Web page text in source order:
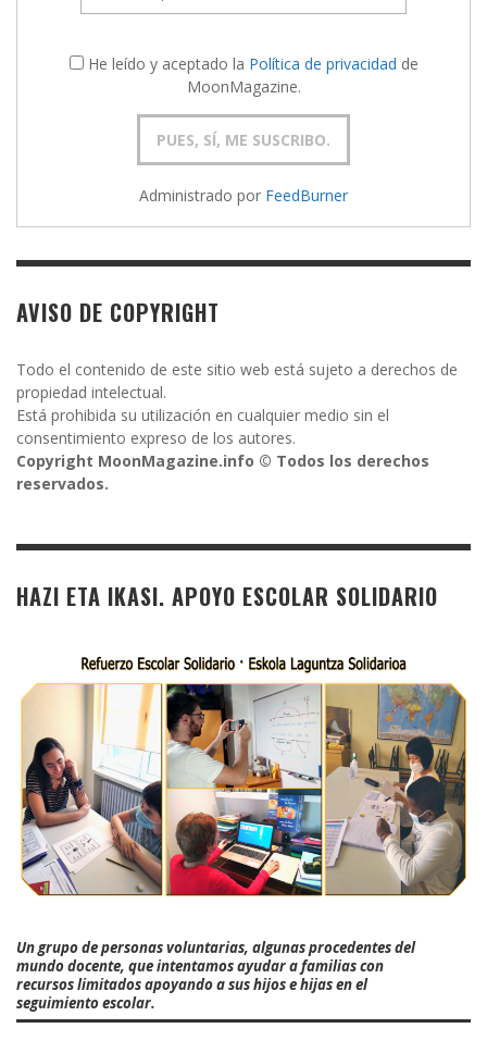
He leído y aceptado la Política de privacidad de
MoonMagazine.
Administrado por FeedBurner
AVISO DE COPYRIGHT
Todo el contenido de este sitio web está sujeto a derechos de
propiedad intelectual.
Está prohibida su utilización en cualquier medio sin el
consentimiento expreso de los autores.
Copyright MoonMagazine.info © Todos los derechos
reservados.
HAZI ETA IKASI. APOYO ESCOLAR SOLIDARIO
Un grupo de personas voluntarias, algunas procedentes del
mundo docente, que intentamos ayudar a familias con
recursos limitados apoyando a sus hijos e hijas en el
seguimiento escolar.